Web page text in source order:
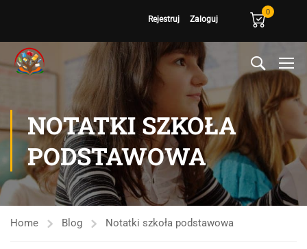
Rejestruj Zaloguj
0
NOTATKI SZKOŁA
PODSTAWOWA
Home Blog Notatki szkoła podstawowa